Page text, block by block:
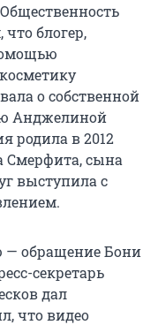
блогер,
о собственной
Анджелиной
родила в 2012
Смерфита, сына
выступила с
— обращение Бони
секретарь
дал
что видео